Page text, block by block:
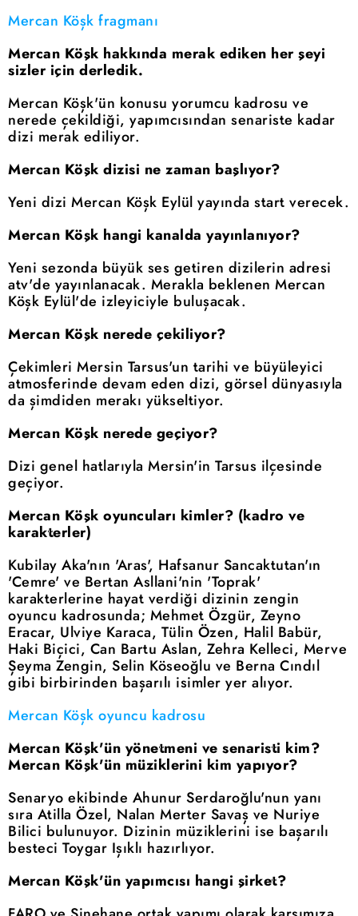
Mercan Köşk fragmanı
Mercan Köşk hakkında merak ediken her şeyi
sizler için derledik.
Mercan Köşk'ün konusu yorumcu kadrosu ve
nerede çekildiği, yapımcısından senariste kadar
dizi merak ediliyor.
Mercan Köşk dizisi ne zaman başlıyor?
Yeni dizi Mercan Köşk Eylül yayında start verecek.
Mercan Köşk hangi kanalda yayınlanıyor?
Yeni sezonda büyük ses getiren dizilerin adresi
atv'de yayınlanacak. Merakla beklenen Mercan
Köşk Eylül'de izleyiciyle buluşacak.
Mercan Köşk nerede çekiliyor?
Çekimleri Mersin Tarsus'un tarihi ve büyüleyici
atmosferinde devam eden dizi, görsel dünyasıyla
da şimdiden merakı yükseltiyor.
Mercan Köşk nerede geçiyor?
Dizi genel hatlarıyla Mersin'in Tarsus ilçesinde
geçiyor.
Mercan Köşk oyuncuları kimler? (kadro ve
karakterler)
Kubilay Aka'nın 'Aras', Hafsanur Sancaktutan'ın
'Cemre' ve Bertan Asllani'nin 'Toprak'
karakterlerine hayat verdiği dizinin zengin
oyuncu kadrosunda; Mehmet Özgür, Zeyno
Eracar, Ulviye Karaca, Tülin Özen, Halil Babür,
Haki Biçici, Can Bartu Aslan, Zehra Kelleci, Merve
Şeyma Zengin, Selin Köseoğlu ve Berna Cındıl
gibi birbirinden başarılı isimler yer alıyor.
Mercan Köşk oyuncu kadrosu
Mercan Köşk'ün yönetmeni ve senaristi kim?
Mercan Köşk'ün müziklerini kim yapıyor?
Senaryo ekibinde Ahunur Serdaroğlu'nun yanı
sıra Atilla Özel, Nalan Merter Savaş ve Nuriye
Bilici bulunuyor. Dizinin müziklerini ise başarılı
besteci Toygar Işıklı hazırlıyor.
Mercan Köşk'ün yapımcısı hangi şirket?